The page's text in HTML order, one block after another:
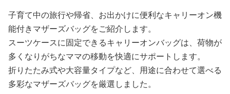
子育て中の旅行や帰省、お出かけに便利なキャリーオン機
能付きマザーズバッグをご紹介します。
スーツケースに固定できるキャリーオンバッグは、荷物が
多くなりがちなママの移動を快適にサポートします。
折りたたみ式や大容量タイプなど、用途に合わせて選べる
多彩なマザーズバッグを厳選しました。